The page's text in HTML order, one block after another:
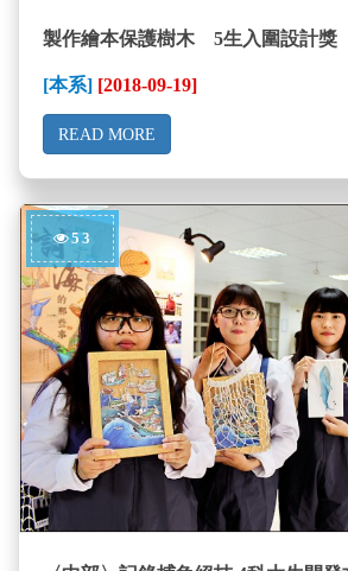
製作繪本保護樹木 5生入圍設計獎
[本系] [2018-09-19]
READ MORE
53